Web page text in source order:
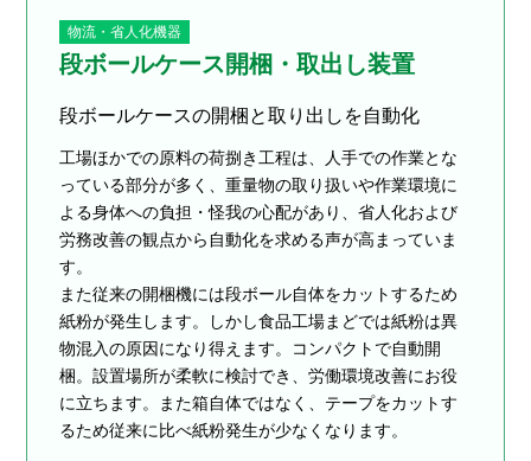
物流・省人化機器
段ボールケース開梱・取出し装置
段ボールケースの開梱と取り出しを自動化
工場ほかでの原料の荷捌き工程は、人手での作業とな
っている部分が多く、重量物の取り扱いや作業環境に
よる身体への負担・怪我の心配があり、省人化および
労務改善の観点から自動化を求める声が高まっていま
す。
また従来の開梱機には段ボール自体をカットするため
紙粉が発生します。しかし食品工場まどでは紙粉は異
物混入の原因になり得えます。コンパクトで自動開
梱。設置場所が柔軟に検討でき、労働環境改善にお役
に立ちます。また箱自体ではなく、テープをカットす
るため従来に比べ紙粉発生が少なくなります。